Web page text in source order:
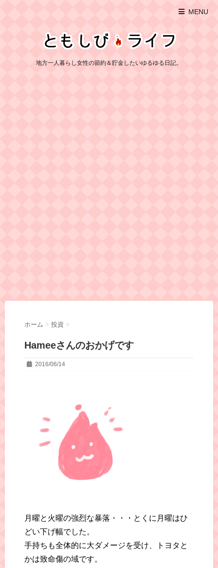
MENU
地方一人暮らし女性の節約＆貯金したいゆるゆる日記。
ホーム > 投資 >
Hameeさんのおかげです
2016/06/14
月曜と火曜の強烈な暴落・・・とくに月曜はひ
どい下げ幅でした。
手持ちも全体的に大ダメージを受け、トヨタと
かは致命傷の域です。